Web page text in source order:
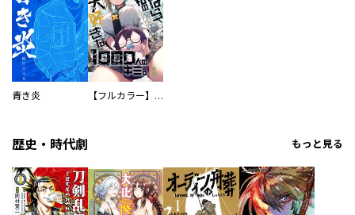
青き炎 【フルカラー】さよなら、私の大好きな１０００人のキミ。
歴史・時代劇 もっと見る